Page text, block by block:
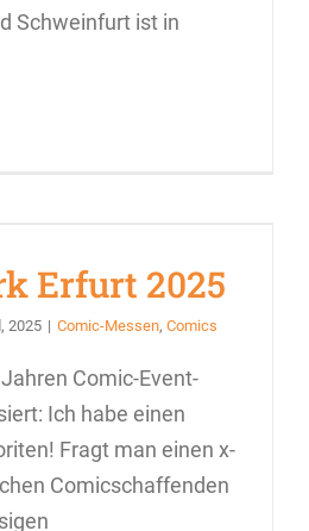
Schweinfurt ist in
Erfurt 2025
2025 | Comic-Messen, Comics
Comic-Event-
Ich habe einen
Fragt man einen x-
Comicschaffenden